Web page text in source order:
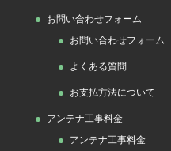
お問い合わせフォーム
お問い合わせフォーム
よくある質問
お支払方法について
アンテナ工事料金
アンテナ工事料金